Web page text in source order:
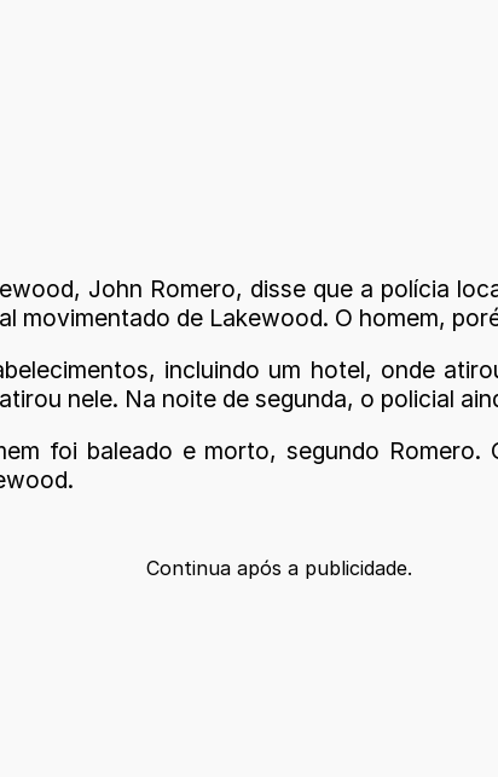
John Romero, disse que a polícia
movimentado de Lakewood. O homem,
incluindo um hotel, onde
nele. Na noite de segunda, o policial
foi baleado e morto, segundo
Continua após a publicidade.